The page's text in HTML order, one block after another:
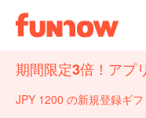
期間限定3倍！アプ
JPY 1200 の新規登録ギフ